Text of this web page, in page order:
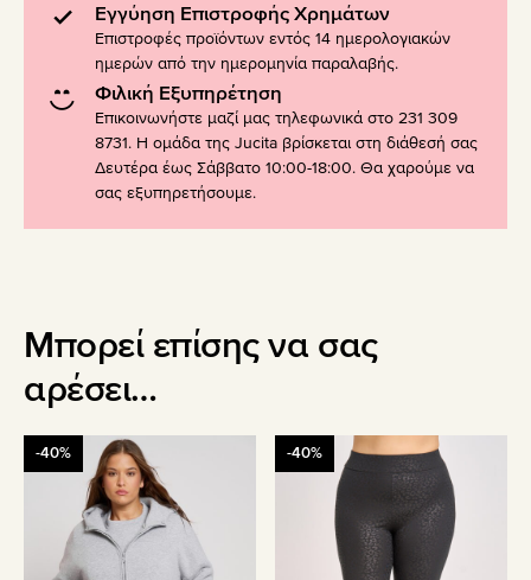
Εγγύηση Επιστροφής Χρημάτων
Επιστροφές προϊόντων εντός 14 ημερολογιακών
ημερών από την ημερομηνία παραλαβής.
Φιλική Εξυπηρέτηση
Επικοινωνήστε μαζί μας τηλεφωνικά στο 231 309
8731. Η ομάδα της Jucita βρίσκεται στη διάθεσή σας
Δευτέρα έως Σάββατο 10:00-18:00. Θα χαρούμε να
σας εξυπηρετήσουμε.
Μπορεί επίσης να σας
αρέσει…
-40%
Αυτό
το
πολλαπλές
-40%
Αυτό
το
πολλαπλές